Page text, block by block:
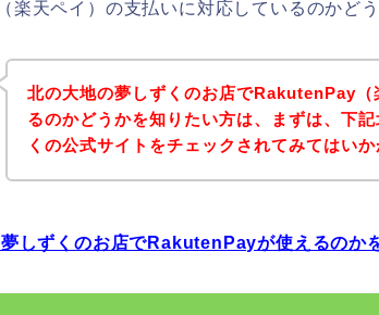
楽天ペイ）の支払いに対応しているのかど
北の大地の夢しずくのお店でRakutenPay（
るのかどうかを知りたい方は、まずは、下
くの公式サイトをチェックされてみてはい
しずくのお店でRakutenPayが使えるのか